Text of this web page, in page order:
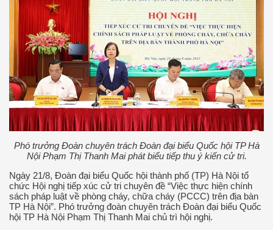
Phó trưởng Đoàn chuyên trách Đoàn đại biểu Quốc hội TP Hà
Nội Phạm Thị Thanh Mai phát biểu tiếp thu ý kiến cử tri.
Ngày 21/8, Đoàn đại biểu Quốc hội thành phố (TP) Hà Nội tổ
chức Hội nghị tiếp xúc cử tri chuyên đề “Việc thực hiện chính
sách pháp luật về phòng cháy, chữa cháy (PCCC) trên địa bàn
TP Hà Nội”. Phó trưởng đoàn chuyên trách Đoàn đại biểu Quốc
hội TP Hà Nội Phạm Thị Thanh Mai chủ trì hội nghị.